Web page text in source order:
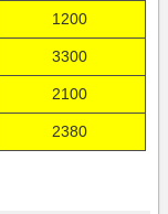
1200
3300
2100
2380